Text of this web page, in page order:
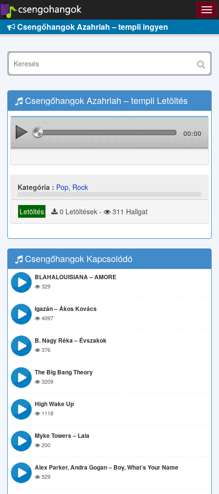
Csengőhangok Azahriah – templi ingyen
Csengőhangok Azahriah – templi Letöltés
00:00
Kategória : Pop, Rock
Letöltés 0 Letöltések - 311 Hallgat
Csengőhangok Kapcsolódó
BLAHALOUISIANA – AMORE
329
Igazán – Ákos Kovács
4097
B. Nagy Réka – Évszakok
376
The Big Bang Theory
3209
High Wake Up
1118
Myke Towers – Lala
200
Alex Parker, Andra Gogan – Boy, What’s Your Name
529